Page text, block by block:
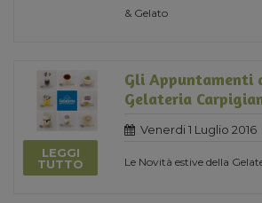
& Gelato
LEGGI
TUTTO
Gli Appuntamenti
Gelateria
Venerdi 1 Luglio 2016
Le Novità estive della